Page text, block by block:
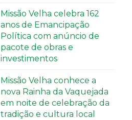
Missão Velha celebra 162
anos de Emancipação
Política com anúncio de
pacote de obras e
investimentos
Missão Velha conhece a
nova Rainha da Vaquejada
em noite de celebração da
tradição e cultura local